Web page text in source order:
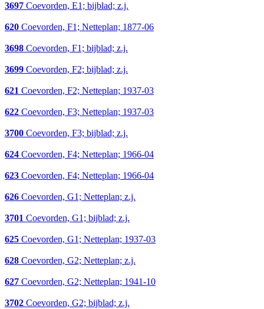
3697 Coevorden, E1; bijblad; z.j.
620 Coevorden, F1; Netteplan; 1877-06
3698 Coevorden, F1; bijblad; z.j.
3699 Coevorden, F2; bijblad; z.j.
621 Coevorden, F2; Netteplan; 1937-03
622 Coevorden, F3; Netteplan; 1937-03
3700 Coevorden, F3; bijblad; z.j.
624 Coevorden, F4; Netteplan; 1966-04
623 Coevorden, F4; Netteplan; 1966-04
626 Coevorden, G1; Netteplan; z.j.
3701 Coevorden, G1; bijblad; z.j.
625 Coevorden, G1; Netteplan; 1937-03
628 Coevorden, G2; Netteplan; z.j.
627 Coevorden, G2; Netteplan; 1941-10
3702 Coevorden, G2; bijblad; z.j.